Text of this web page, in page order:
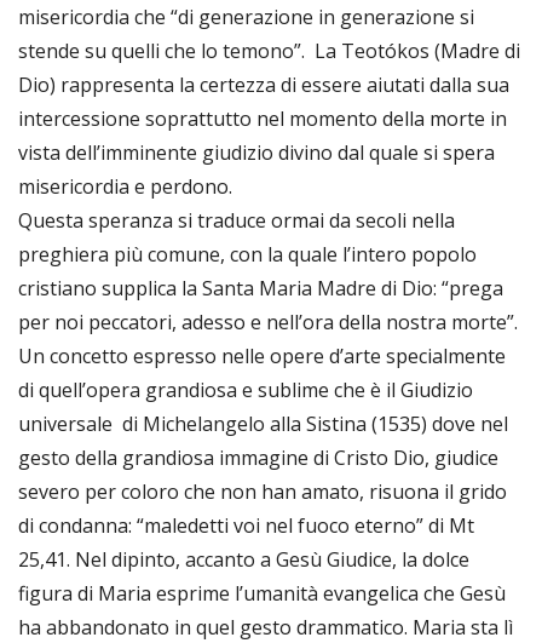
misericordia che “di generazione in generazione si
stende su quelli che lo temono”. La Teotókos (Madre di
Dio) rappresenta la certezza di essere aiutati dalla sua
intercessione soprattutto nel momento della morte in
vista dell’imminente giudizio divino dal quale si spera
misericordia e perdono.
Questa speranza si traduce ormai da secoli nella
preghiera più comune, con la quale l’intero popolo
cristiano supplica la Santa Maria Madre di Dio: “prega
per noi peccatori, adesso e nell’ora della nostra morte”.
Un concetto espresso nelle opere d’arte specialmente
di quell’opera grandiosa e sublime che è il Giudizio
universale di Michelangelo alla Sistina (1535) dove nel
gesto della grandiosa immagine di Cristo Dio, giudice
severo per coloro che non han amato, risuona il grido
di condanna: “maledetti voi nel fuoco eterno” di Mt
25,41. Nel dipinto, accanto a Gesù Giudice, la dolce
figura di Maria esprime l’umanità evangelica che Gesù
ha abbandonato in quel gesto drammatico. Maria sta lì